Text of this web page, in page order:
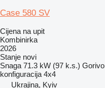
Case 580 SV
Cijena na upit
Kombinirka
2026
Stanje novi
Snaga 71.3 kW (97 k.s.) Gorivo
konfiguracija 4x4
Ukrajina, Kyiv